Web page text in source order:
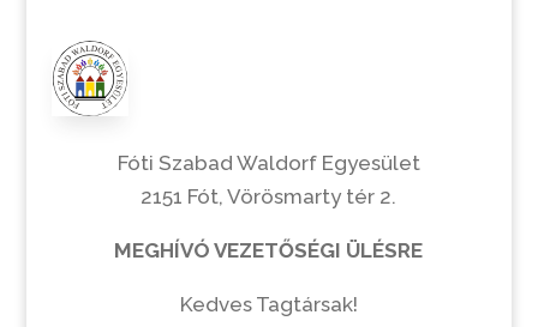
Fóti Szabad Waldorf Egyesület
2151 Fót, Vörösmarty tér 2.
MEGHÍVÓ VEZETŐSÉGI ÜLÉSRE
Kedves Tagtársak!